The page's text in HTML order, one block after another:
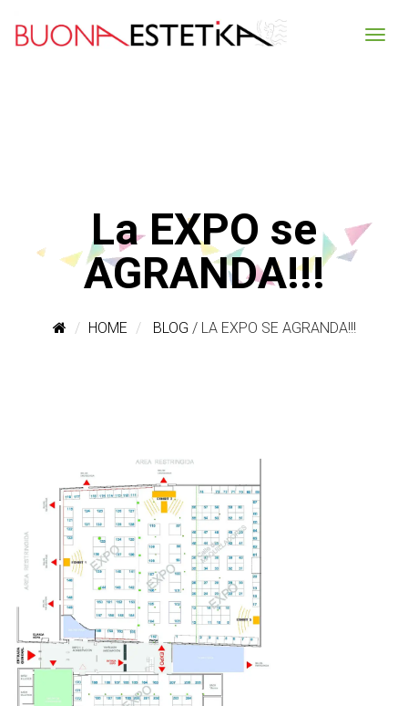
La EXPO se
AGRANDA!!!
HOME BLOG /LA EXPO SE AGRANDA!!!